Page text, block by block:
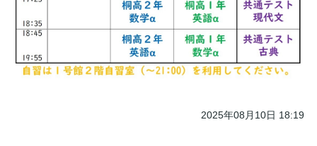
2025年08月10日 18:19